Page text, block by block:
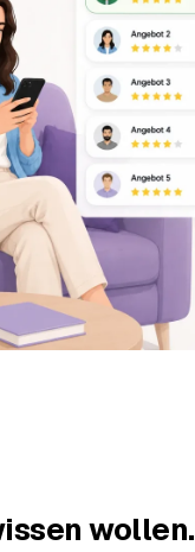
wollen.